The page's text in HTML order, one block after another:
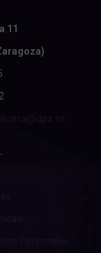
11
Personales